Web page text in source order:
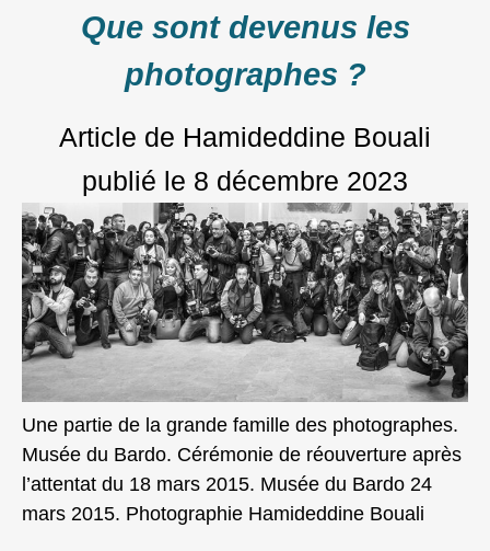
Que sont devenus les
photographes ?
Article de Hamideddine Bouali
publié le 8 décembre 2023
Une partie de la grande famille des photographes.
Musée du Bardo. Cérémonie de réouverture après
l’attentat du 18 mars 2015. Musée du Bardo 24
mars 2015. Photographie Hamideddine Bouali